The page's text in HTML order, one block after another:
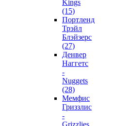
Kings
(15)
Портленд
Трэйл
Блэйзерс
(27)
Денвер
Наггетс
-
Nuggets
(28)
Мемфис
Гриззлис
-
Grizzlies